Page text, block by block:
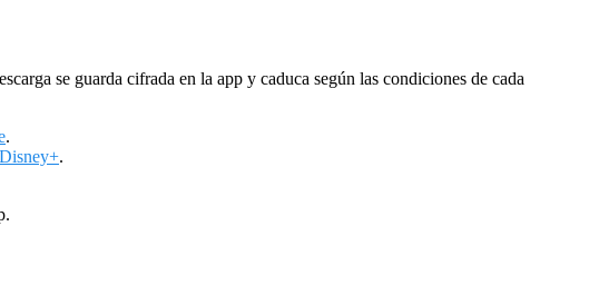
se guarda cifrada en la app y caduca según las condiciones de cada
.
.